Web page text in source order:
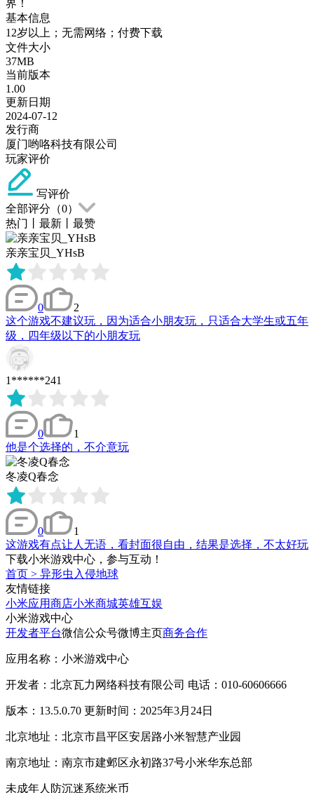
界！
基本信息
12岁以上；无需网络；付费下载
文件大小
37MB
当前版本
1.00
更新日期
2024-07-12
发行商
厦门哟咯科技有限公司
玩家评价
写评价
全部评分（0）
热门
最新 最赞
亲亲宝贝_YHsB
0
2
这个游戏不建议玩，因为适合小朋友玩，只适合大学生或五年
级，四年级以下的小朋友玩
1******241
0
1
他是个选择的，不介意玩
冬凌Q春念
0
1
这游戏有点让人无语，看封面很自由，结果是选择，不太好玩
下载小米游戏中心，参与互动！
首页 > 异形虫入侵地球
友情链接
小米应用商店小米商城英雄互娱
小米游戏中心
开发者平台微信公众号微博主页商务合作
应用名称：小米游戏中心
开发者：北京瓦力网络科技有限公司 电话：010-60606666
版本：13.5.0.70 更新时间：2025年3月24日
北京地址：北京市昌平区安居路小米智慧产业园
南京地址：南京市建邺区永初路37号小米华东总部
未成年人防沉迷系统米币